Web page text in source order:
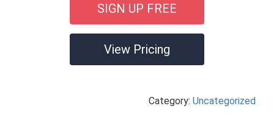
SIGN UP FREE
View Pricing
Category: Uncategorized